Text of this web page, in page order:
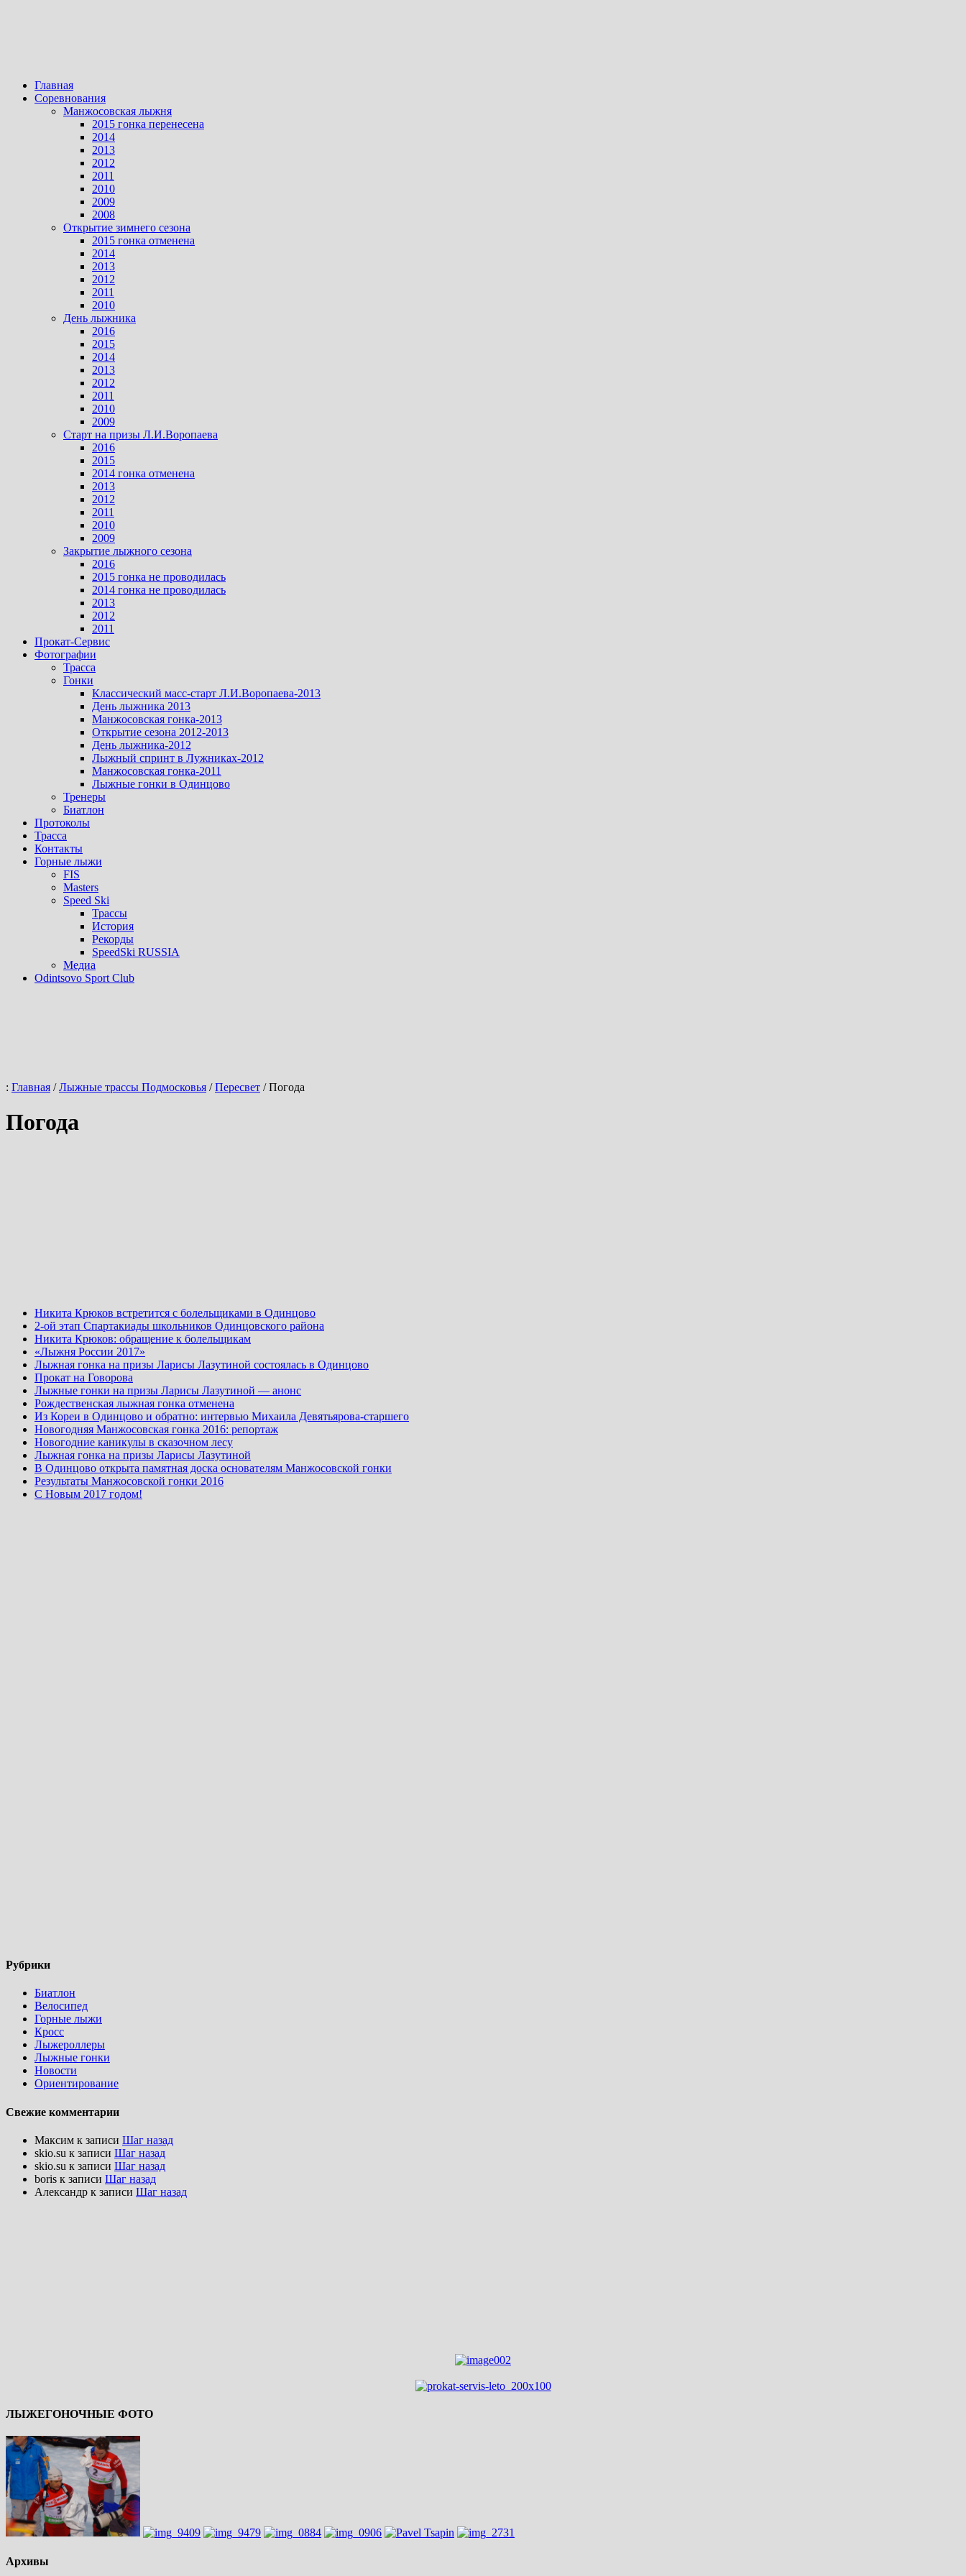
Главная
Соревнования
Манжосовская лыжня
2015 гонка перенесена
2014
2013
2012
2011
2010
2009
2008
Открытие зимнего сезона
2015 гонка отменена
2014
2013
2012
2011
2010
День лыжника
2016
2015
2014
2013
2012
2011
2010
2009
Старт на призы Л.И.Воропаева
2016
2015
2014 гонка отменена
2013
2012
2011
2010
2009
Закрытие лыжного сезона
2016
2015 гонка не проводилась
2014 гонка не проводилась
2013
2012
2011
Прокат-Сервис
Фотографии
Трасса
Гонки
Классический масс-старт Л.И.Воропаева-2013
День лыжника 2013
Манжосовская гонка-2013
Открытие сезона 2012-2013
День лыжника-2012
Лыжный спринт в Лужниках-2012
Манжосовская гонка-2011
Лыжные гонки в Одинцово
Тренеры
Биатлон
Протоколы
Трасса
Контакты
Горные лыжи
FIS
Masters
Speed Ski
Трассы
История
Рекорды
SpeedSki RUSSIA
Медиа
Odintsovo Sport Club
: Главная / Лыжные трассы Подмосковья / Пересвет /Погода
Погода
Никита Крюков встретится с болельщиками в Одинцово
2-ой этап Спартакиады школьников Одинцовского района
Никита Крюков: обращение к болельщикам
«Лыжня России 2017»
Лыжная гонка на призы Ларисы Лазутиной состоялась в Одинцово
Прокат на Говорова
Лыжные гонки на призы Ларисы Лазутиной — анонс
Рождественская лыжная гонка отменена
Из Кореи в Одинцово и обратно: интервью Михаила Девятьярова-старшего
Новогодняя Манжосовская гонка 2016: репортаж
Новогодние каникулы в сказочном лесу
Лыжная гонка на призы Ларисы Лазутиной
В Одинцово открыта памятная доска основателям Манжосовской гонки
Результаты Манжосовской гонки 2016
С Новым 2017 годом!
Рубрики
Биатлон
Велосипед
Горные лыжи
Кросс
Лыжероллеры
Лыжные гонки
Новости
Ориентирование
Свежие комментарии
Максим к записи Шаг назад
skio.su к записи Шаг назад
skio.su к записи Шаг назад
boris к записи Шаг назад
Александр к записи Шаг назад
ЛЫЖЕГОНОЧНЫЕ ФОТО
Архивы